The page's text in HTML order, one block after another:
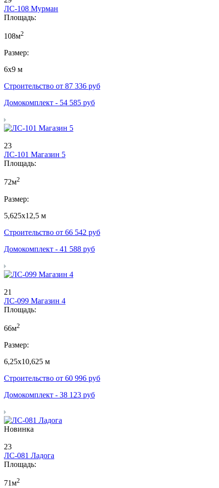
ЛС-108 Мурман
Площадь:
108м2
Размер:
6х9 м
Строительство от 87 336 руб
Домокомплект - 54 585 руб
23
ЛС-101 Магазин 5
Площадь:
72м2
Размер:
5,625х12,5 м
Строительство от 66 542 руб
Домокомплект - 41 588 руб
21
ЛС-099 Магазин 4
Площадь:
66м2
Размер:
6,25х10,625 м
Строительство от 60 996 руб
Домокомплект - 38 123 руб
Новинка
23
ЛС-081 Ладога
Площадь:
71м2